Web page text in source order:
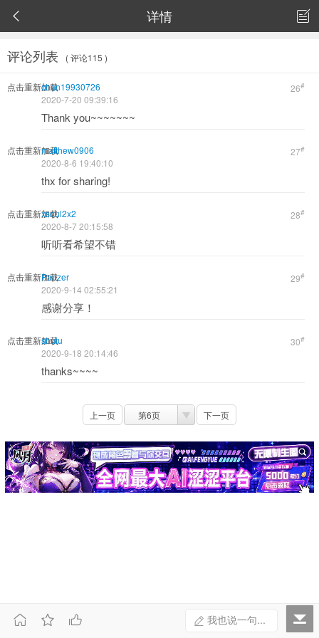
 详情 
评论列表 ( 评论115 )
点击重新加载 26#
chan19930726
2020-7-20 09:39:16
Thank you~~~~~~~
点击重新加载 27#
matthew0906
2020-8-6 19:40:10
thx for sharing!
点击重新加载 28#
xsoul2x2
2020-8-7 20:15:58
听听看希望不错
点击重新加载 29#
Panzer
2020-9-14 02:55:21
感谢分享！
点击重新加载 30#
shuiu
2020-9-18 20:14:46
thanks~~~~
上一页 第6页 下一页
我也说一句...
  